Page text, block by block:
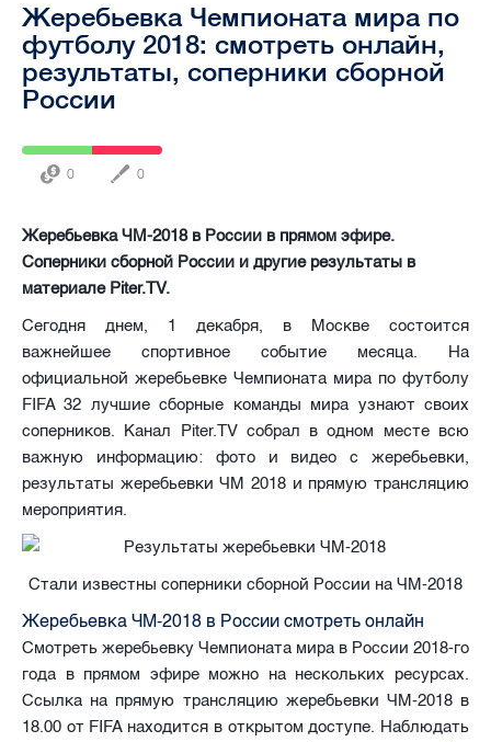
Жеребьевка Чемпионата мира по
футболу 2018: смотреть онлайн,
результаты, соперники сборной
России
0 0
Жеребьевка ЧМ-2018 в России в прямом эфире.
Соперники сборной России и другие результаты в
материале Piter.TV.
Сегодня днем, 1 декабря, в Москве состоится
важнейшее спортивное событие месяца. На
официальной жеребьевке Чемпионата мира по футболу
FIFA 32 лучшие сборные команды мира узнают своих
соперников. Канал Piter.TV собрал в одном месте всю
важную информацию: фото и видео с жеребьевки,
результаты жеребьевки ЧМ 2018 и прямую трансляцию
мероприятия.
Стали известны соперники сборной России на ЧМ-2018
Жеребьевка ЧМ-2018 в России смотреть онлайн
Смотреть жеребьевку Чемпионата мира в России 2018-го
года в прямом эфире можно на нескольких ресурсах.
Ссылка на прямую трансляцию жеребьевки ЧМ-2018 в
18.00 от FIFA находится в открытом доступе. Наблюдать